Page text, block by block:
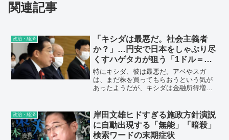
関連記事
政治・経済
「キシダは最悪だ。社会主義者
か？」…円安で日本をしゃぶり尽
くすハゲタカが狙う「1ドル＝
220円」の恐怖
特にキシダ、彼は最悪だ。アベやスガ
は、まだ株を買ってもらおうという気が
あったようだが、キシダは金融所得増税
『分配重視』なんて、まるで社会主義者
じゃないか。この日本離れはキシダが消
えない限り止まらないよ。
政治・経済
岸田文雄ヒドすぎる施政方針演説
に自動出現する「無能」「暗殺」
検索ワードの末期症状